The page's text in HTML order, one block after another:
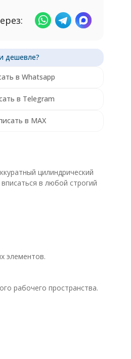
в Whatsapp
в Telegram
в MAX
цилиндрический
в любой строгий
элементов.
рабочего пространства.